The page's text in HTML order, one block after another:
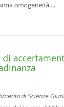
omogeneità ...
di
di Scienze